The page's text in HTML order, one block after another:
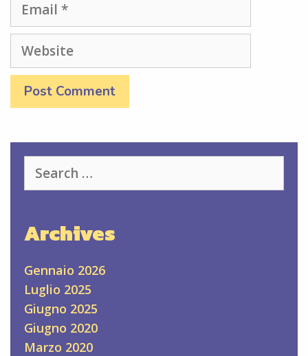
Website
for:
Archives
Gennaio 2026
Luglio 2025
Giugno 2025
Giugno 2020
Marzo 2020